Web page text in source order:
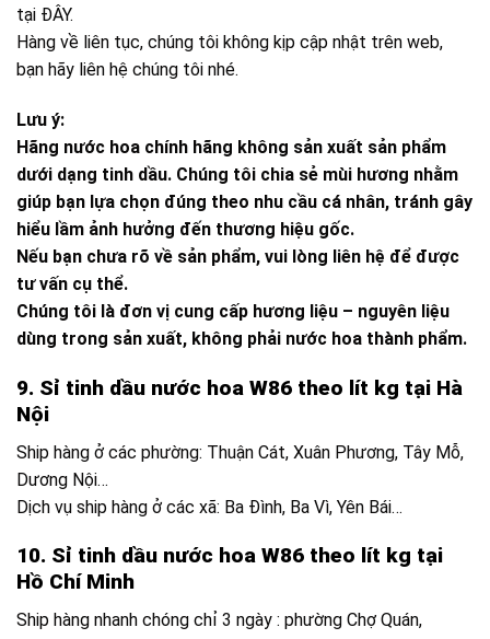
tại ĐÂY.
Hàng về liên tục, chúng tôi không kịp cập nhật trên web,
bạn hãy liên hệ chúng tôi nhé.
Lưu ý:
Hãng nước hoa chính hãng không sản xuất sản phẩm
dưới dạng tinh dầu. Chúng tôi chia sẻ mùi hương nhằm
giúp bạn lựa chọn đúng theo nhu cầu cá nhân, tránh gây
hiểu lầm ảnh hưởng đến thương hiệu gốc.
Nếu bạn chưa rõ về sản phẩm, vui lòng liên hệ để được
tư vấn cụ thể.
Chúng tôi là đơn vị cung cấp hương liệu – nguyên liệu
dùng trong sản xuất, không phải nước hoa thành phẩm.
9. Sỉ tinh dầu nước hoa W86 theo lít kg tại Hà
Nội
Ship hàng ở các phường: Thuận Cát, Xuân Phương, Tây Mỗ,
Dương Nội…
Dịch vụ ship hàng ở các xã: Ba Đình, Ba Vì, Yên Bái…
10. Sỉ tinh dầu nước hoa W86 theo lít kg tại
Hồ Chí Minh
Ship hàng nhanh chóng chỉ 3 ngày : phường Chợ Quán,